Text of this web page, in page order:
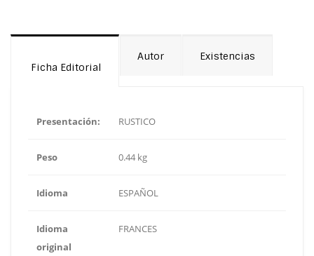
Ficha Editorial
Autor Existencias
Presentación: RUSTICO
Peso 0.44 kg
Idioma ESPAÑOL
Idioma
original
FRANCES